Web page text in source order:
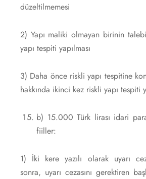
düzeltilmemesi
2) Yapı maliki olmayan birinin
yapı tespiti yapılması
3) Daha önce riskli yapı tespitine
hakkında ikinci kez riskli yapı tespiti
b) 15.000 Türk lirası idari
fiiller:
1) İki kere yazılı olarak uyarı
sonra, uyarı cezasını gerektiren